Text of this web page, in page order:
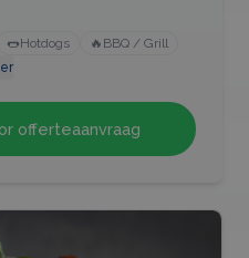
🌭Hotdogs 🔥 BBQ / Grill
offerteaanvraag